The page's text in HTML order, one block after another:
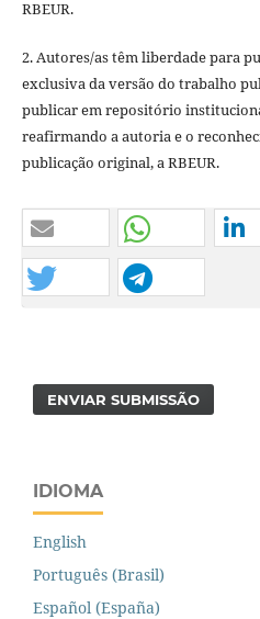
RBEUR.
2. Autores/as têm liberdade para
exclusiva da versão do trabalho
publicar em repositório
reafirmando a autoria e o
publicação original, a RBEUR.
ENVIAR SUBMISSÃO
IDIOMA
English
Português (Brasil)
Español (España)